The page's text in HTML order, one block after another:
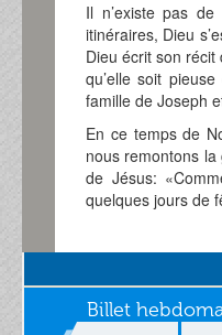
Il n’existe pas
itinéraires, Dieu
Dieu écrit son
qu’elle soit
famille de Joseph
En ce temps de
nous remontons
de Jésus:
quelques jours de
Billet